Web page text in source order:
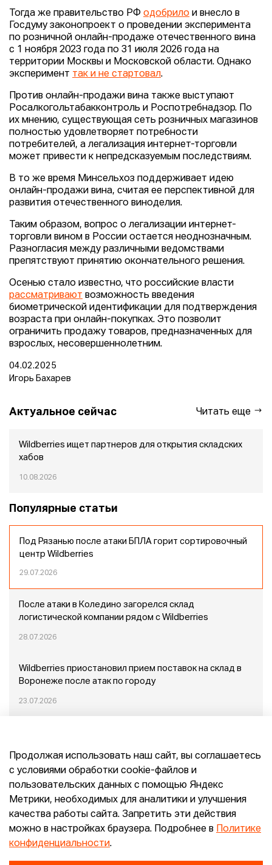
Тогда же правительство РФ одобрило и внесло в
Госдуму законопроект о проведении эксперимента
по розничной онлайн-продаже отечественного вина
с 1 ноября 2023 года по 31 июля 2026 года на
территории Москвы и Московской области. Однако
эксперимент так и не стартовал.
Против онлайн-продажи вина также выступают
Росалкогольтабакконтроль и Роспотребнадзор. По
их мнению, существующая сеть розничных магазинов
полностью удовлетворяет потребности
потребителей, а легализация интернет-торговли
может привести к непредсказуемым последствиям.
В то же время Минсельхоз поддерживает идею
онлайн-продажи вина, считая ее перспективной для
развития отечественного виноделия.
Таким образом, вопрос о легализации интернет-
торговли вином в России остается неоднозначным.
Разногласия между различными ведомствами
препятствуют принятию окончательного решения.
Осенью стало известно, что российские власти
рассматривают возможность введения
биометрической идентификации для подтверждения
возраста при онлайн-покупках. Это позволит
ограничить продажу товаров, предназначенных для
взрослых, несовершеннолетним.
04.02.2025
Игорь Бахарев
Актуальное сейчас Читать еще
Wildberries ищет партнеров для открытия складских
хабов
10.08.2026
Популярные статьи
Под Рязанью после атаки БПЛА горит сортировочный
центр Wildberries
29.07.2026
После атаки в Коледино загорелся склад
логистической компании рядом с Wildberries
28.07.2026
Wildberries приостановил прием поставок на склад в
Воронеже после атак по городу
23.07.2026
Конец эпохи маркетплейсов: прогнозы сооснователя
Mr.Doors Максима Валецкого
26.06.2026
Продолжая использовать наш сайт, вы соглашаетесь
с условиями обработки cookie-файлов и
пользовательских данных с помощью Яндекс
Метрики, необходимых для аналитики и улучшения
качества работы сайта. Запретить эти действия
можно в настройках браузера. Подробнее в
Политике
конфиденциальности.